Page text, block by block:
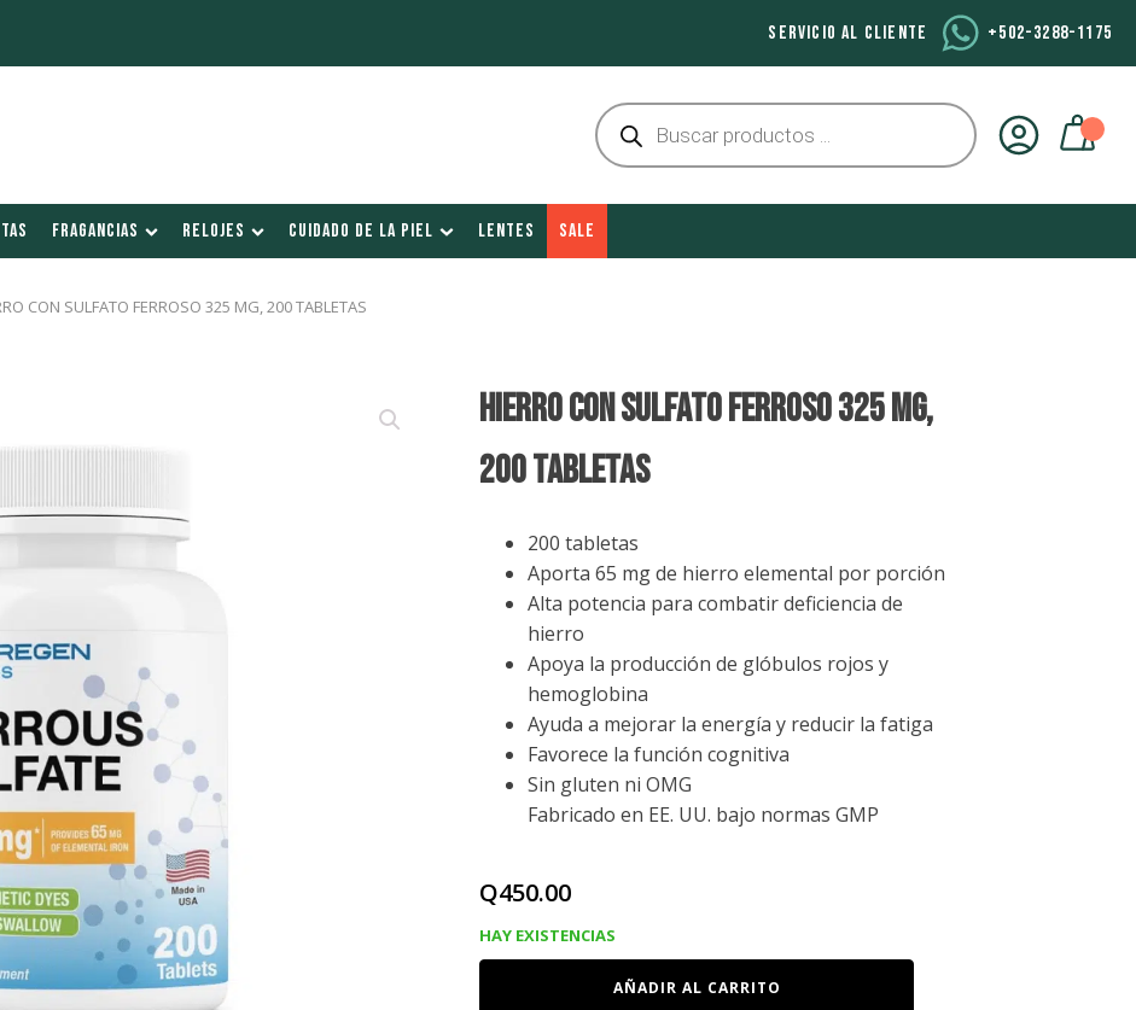
SERVICIO AL CLIENTE +502-3288-1175
Búsqueda
de
productos
FRAGANCIAS RELOJES CUIDADO DE LA PIEL LENTES SALE
CON SULFATO FERROSO 325 MG, 200 TABLETAS
HIERRO CON SULFATO FERROSO 325 MG,
200 TABLETAS
200 tabletas
Aporta 65 mg de hierro elemental por porción
Alta potencia para combatir deficiencia de
hierro
Apoya la producción de glóbulos rojos y
hemoglobina
Ayuda a mejorar la energía y reducir la fatiga
Favorece la función cognitiva
Sin gluten ni OMG
Fabricado en EE. UU. bajo normas GMP
Q450.00
HAY EXISTENCIAS
AÑADIR AL CARRITO